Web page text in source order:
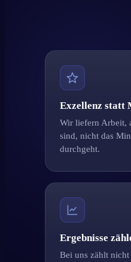
Exzellenz statt
Wir liefern Arbeit,
sind, nicht das
durchgeht.
Ergebnisse
Bei uns zählt